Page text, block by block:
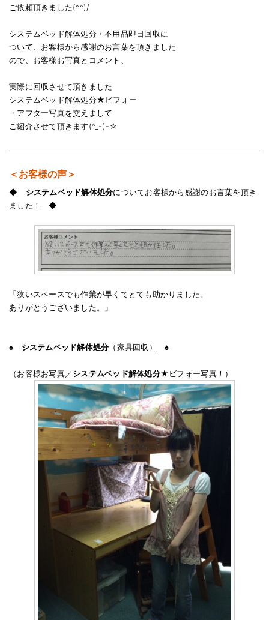
ご依頼頂きました(^^)/
システムベッド解体処分・不用品即日回収に
ついて、お客様から感謝のお言葉を頂きました
ので、お客様お写真とコメント、
実際に回収させて頂きました
システムベッド解体処分★ビフォー
・アフター写真を交えまして
ご紹介させて頂きます(^_-)-☆
＜お客様の声＞
◆ システムベッド解体処分についてお客様から感謝のお言葉を頂き
ました！
◆
「狭いスペースでも作業が早くてとても助かりました。
ありがとうございました。」
♠ システムベッド解体処分（家具回収） ♠
（お客様お写真／システムベッド解体処分★ビフォー写真！）